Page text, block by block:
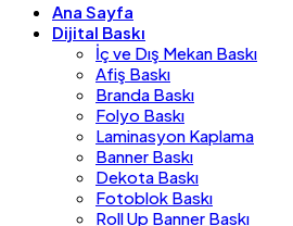
Ana Sayfa
Dijital Baskı
İç ve Dış Mekan Baskı
Afiş Baskı
Branda Baskı
Folyo Baskı
Laminasyon Kaplama
Banner Baskı
Dekota Baskı
Fotoblok Baskı
Roll Up Banner Baskı